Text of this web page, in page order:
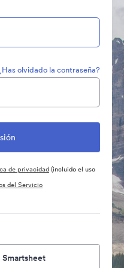
olvidado la contraseña?
de privacidad(incluido el uso
del Servicio